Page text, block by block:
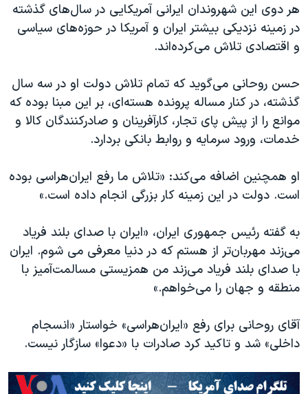
هر دوی این شهروندان ایرانی آمریکایی در سال‌های گذشته
در زمینه نزدیکی بیشتر ایران و آمریکا در حوزه‌های سیاسی
و اقتصادی تلاش می‌کرده‌اند.
حسن روحانی می‌گوید که تمام تلاش دولت او در سه سال
گذشته، در کنار مساله پرونده هسته‌ای، بر این مبنا بوده که
موانع را از پیش پای تجار، کارآفرینان و صادرکنندگان کالا و
خدمات، ورود سرمایه و روابط بانکی بردارد.
او همچنین اضافه می‌کند: «تلاش ما رفع ایران‌هراسی بوده
است. دولت در این زمینه کار بزرگی انجام داده است.»
به گفته رئیس جمهوری ایران، «ایران با صدای بلند فریاد
می‌زند مهربان‌تر از هستم که در دنیا معرفی می شوم. ایران
با صدای بلند فریاد می‌زند من همزیستی مسالمت‌آمیز با
منطقه و جهان را می‌خواهم.»
آقای روحانی برای رفع «ایران‌هراسی» خواستار «انسجام
داخلی» شد و تاکید کرد صادرات با «دعوا» سازگار نیست.